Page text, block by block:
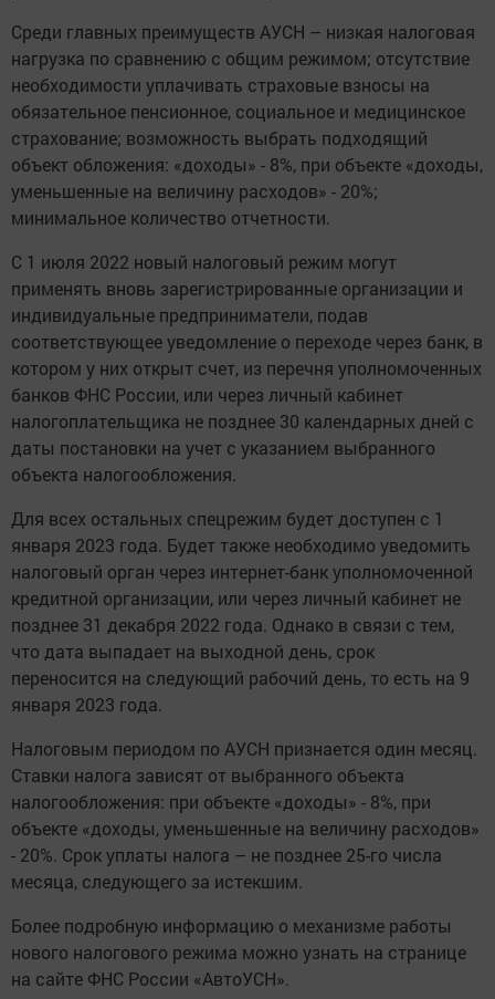
Среди главных преимуществ АУСН – низкая налоговая
нагрузка по сравнению с общим режимом; отсутствие
необходимости уплачивать страховые взносы на
обязательное пенсионное, социальное и медицинское
страхование; возможность выбрать подходящий
объект обложения: «доходы» - 8%, при объекте «доходы,
уменьшенные на величину расходов» - 20%;
минимальное количество отчетности.
С 1 июля 2022 новый налоговый режим могут
применять вновь зарегистрированные организации и
индивидуальные предприниматели, подав
соответствующее уведомление о переходе через банк, в
котором у них открыт счет, из перечня уполномоченных
банков ФНС России, или через личный кабинет
налогоплательщика не позднее 30 календарных дней с
даты постановки на учет с указанием выбранного
объекта налогообложения.
Для всех остальных спецрежим будет доступен с 1
января 2023 года. Будет также необходимо уведомить
налоговый орган через интернет-банк уполномоченной
кредитной организации, или через личный кабинет не
позднее 31 декабря 2022 года. Однако в связи с тем,
что дата выпадает на выходной день, срок
переносится на следующий рабочий день, то есть на 9
января 2023 года.
Налоговым периодом по АУСН признается один месяц.
Ставки налога зависят от выбранного объекта
налогообложения: при объекте «доходы» - 8%, при
объекте «доходы, уменьшенные на величину расходов»
- 20%. Срок уплаты налога – не позднее 25-го числа
месяца, следующего за истекшим.
Более подробную информацию о механизме работы
нового налогового режима можно узнать на странице
на сайте ФНС России «АвтоУСН».